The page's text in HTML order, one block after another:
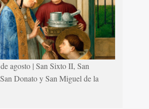
agosto | San Sixto II, San
Donato y San Miguel de la